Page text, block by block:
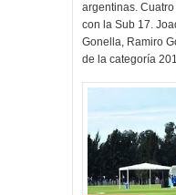
argentinas.
con la Sub 17.
Gonella, Ramiro
de la categoría